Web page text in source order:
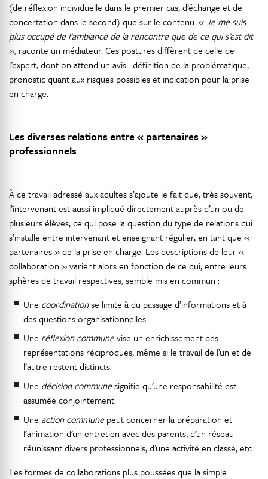
(de réflexion individuelle dans le premier cas, d’échange et de
concertation dans le second) que sur le contenu. «Je me suis
plus occupé de l’ambiance de la rencontre que de ce qui s’est dit
», raconte un médiateur. Ces postures diffèrent de celle de
l’expert, dont on attend un avis : définition de la problématique,
pronostic quant aux risques possibles et indication pour la prise
en charge.
Les diverses relations entre « partenaires »
professionnels
À ce travail adressé aux adultes s’ajoute le fait que, très souvent,
l’intervenant est aussi impliqué directement auprès d’un ou de
plusieurs élèves, ce qui pose la question du type de relations qui
s’installe entre intervenant et enseignant régulier, en tant que «
partenaires » de la prise en charge. Les descriptions de leur «
collaboration » varient alors en fonction de ce qui, entre leurs
sphères de travail respectives, semble mis en commun :
Une coordinationse limite à du passage d’informations et à
des questions organisationnelles.
Une réflexion communevise un enrichissement des
représentations réciproques, même si le travail de l’un et de
l’autre restent distincts.
Une décision communesignifie qu’une responsabilité est
assumée conjointement.
Une action commune peut concerner la préparation et
l’animation d’un entretien avec des parents, d’un réseau
réunissant divers professionnels, d’une activité en classe, etc.
Les formes de collaborations plus poussées que la simple